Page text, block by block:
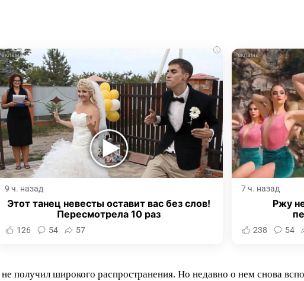
i
9 ч. назад
Этот танец невесты оставит вас без слов!
Пересмотрела 10 раз
126 54 57
7 ч. назад
Ржу
238 54
получил широкого распространения. Но недавно о нем снова